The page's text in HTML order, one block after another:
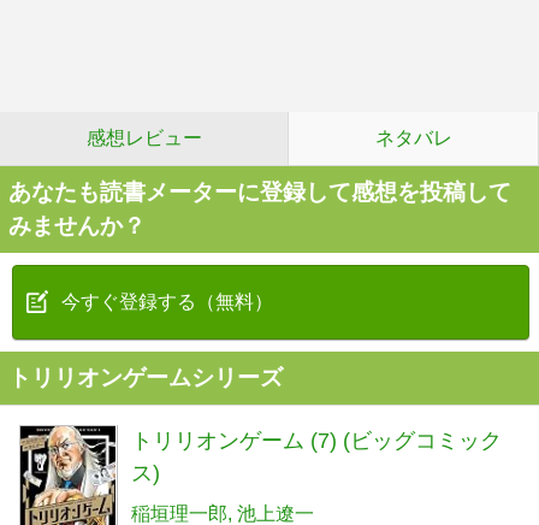
感想レビュー ネタバレ
あなたも読書メーターに登録して感想を投稿して
みませんか？
今すぐ登録する（無料）
トリリオンゲームシリーズ
トリリオンゲーム (7) (ビッグコミック
ス)
稲垣理一郎 池上遼一